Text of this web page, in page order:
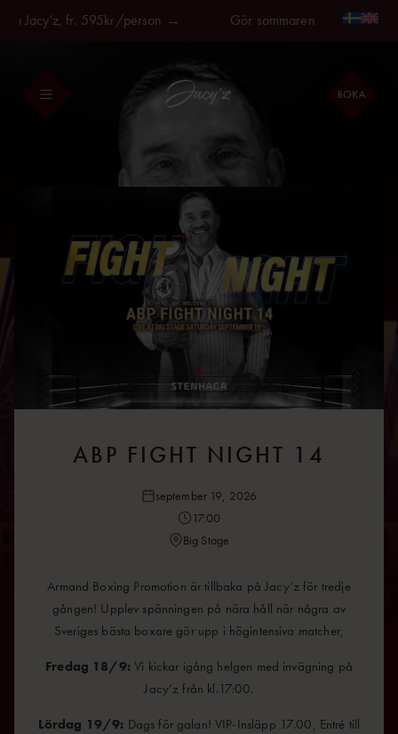
FortsättJacy'z, fr. 595kr/person → Gör sommaren längre, på
ABP FIGHT NIGHT 14
september 19, 2026
17:00
Big Stage
Armand Boxing Promotion är tillbaka på Jacy’z för tredje
gången! Upplev spänningen på nära håll när några av
Sveriges bästa boxare gör upp i högintensiva matcher,
Fredag 18/9: Vi kickar igång helgen med invägning på
Jacy’z från kl.17:00.
Lördag 19/9: Dags för galan! VIP-Insläpp 17.00, Entré till